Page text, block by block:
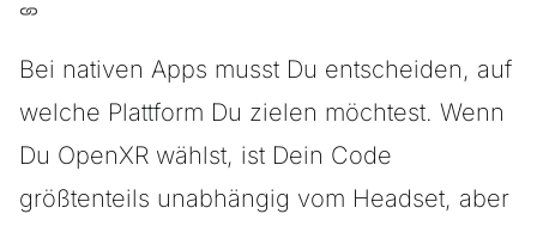
Bei nativen Apps musst Du entscheiden, auf
welche Plattform Du zielen möchtest. Wenn
Du OpenXR wählst, ist Dein Code
größtenteils unabhängig vom Headset, aber